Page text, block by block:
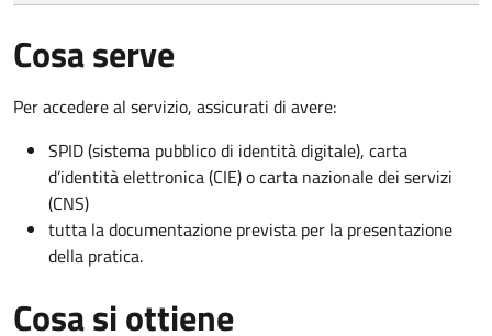
Cosa serve
Per accedere al servizio, assicurati di avere:
SPID (sistema pubblico di identità digitale), carta
d’identità elettronica (CIE) o carta nazionale dei servizi
(CNS)
tutta la documentazione prevista per la presentazione
della pratica.
Cosa si ottiene